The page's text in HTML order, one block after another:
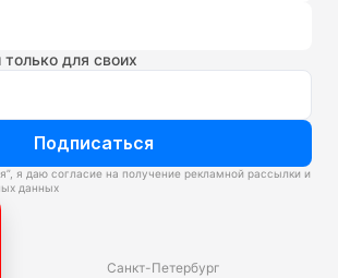
для своих
Подписаться
я даю согласие на получение рекламной рассылки и
данных
Санкт-Петербург